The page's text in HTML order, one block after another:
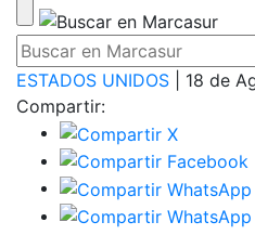
ESTADOS UNIDOS | 18 de
Compartir: